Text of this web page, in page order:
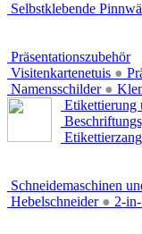
Selbstklebende
Präsentationszubehör
Visitenkartenetuis ●
Namensschilder ●
Etikettierung
Schneidemaschinen
Hebelschneider ● 2-